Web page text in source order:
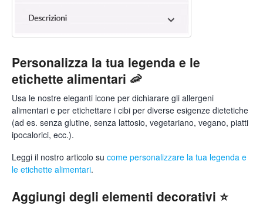
Personalizza la tua legenda e le
etichette alimentari 🦐
Usa le nostre eleganti icone per dichiarare gli allergeni
alimentari e per etichettare i cibi per diverse esigenze dietetiche
(ad es. senza glutine, senza lattosio, vegetariano, vegano, piatti
ipocalorici, ecc.).
Leggi il nostro articolo su come personalizzare la tua legenda e
le etichette alimentari.
Aggiungi degli elementi decorativi ⭐